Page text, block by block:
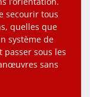
secourir tous
quelles que
système de
passer sous les
sans